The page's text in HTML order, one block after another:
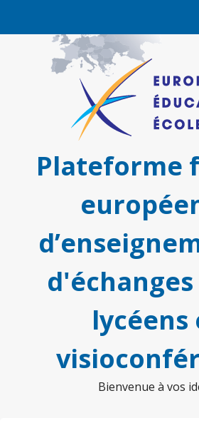
Plateforme
lycéens
Bienvenue à vos